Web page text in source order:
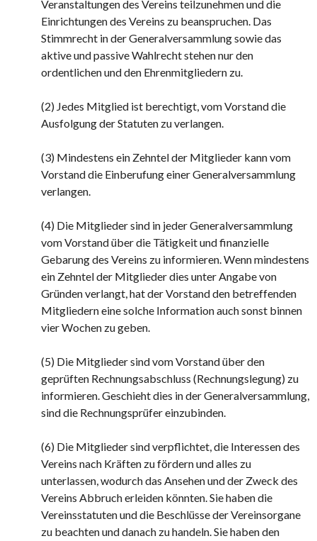
Veranstaltungen des Vereins teilzunehmen und die
Einrichtungen des Vereins zu beanspruchen. Das
Stimmrecht in der Generalversammlung sowie das
aktive und passive Wahlrecht stehen nur den
ordentlichen und den Ehrenmitgliedern zu.
(2) Jedes Mitglied ist berechtigt, vom Vorstand die
Ausfolgung der Statuten zu verlangen.
(3) Mindestens ein Zehntel der Mitglieder kann vom
Vorstand die Einberufung einer Generalversammlung
verlangen.
(4) Die Mitglieder sind in jeder Generalversammlung
vom Vorstand über die Tätigkeit und finanzielle
Gebarung des Vereins zu informieren. Wenn mindestens
ein Zehntel der Mitglieder dies unter Angabe von
Gründen verlangt, hat der Vorstand den betreffenden
Mitgliedern eine solche Information auch sonst binnen
vier Wochen zu geben.
(5) Die Mitglieder sind vom Vorstand über den
geprüften Rechnungsabschluss (Rechnungslegung) zu
informieren. Geschieht dies in der Generalversammlung,
sind die Rechnungsprüfer einzubinden.
(6) Die Mitglieder sind verpflichtet, die Interessen des
Vereins nach Kräften zu fördern und alles zu
unterlassen, wodurch das Ansehen und der Zweck des
Vereins Abbruch erleiden könnten. Sie haben die
Vereinsstatuten und die Beschlüsse der Vereinsorgane
zu beachten und danach zu handeln. Sie haben den